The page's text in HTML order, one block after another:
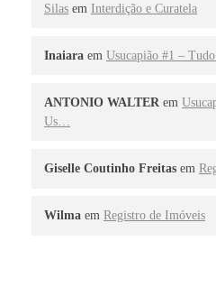
Silas em Interdição e Curatela
Inaiara em Usucapião #1 –
ANTONIO WALTER em
Us…
Giselle Coutinho Freitas em
Wilma em Registro de Imóveis